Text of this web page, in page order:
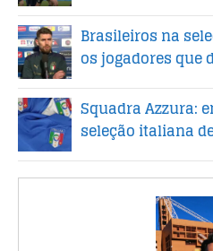
Brasileiros na
os jogadores que
Squadra Azzura:
seleção italiana